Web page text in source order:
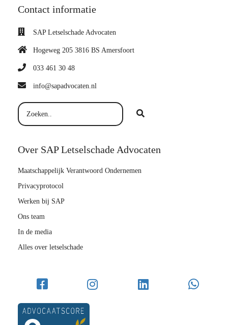
Contact informatie
SAP Letselschade Advocaten
Hogeweg 205 3816 BS Amersfoort
033 461 30 48
info@sapadvocaten.nl
Over SAP Letselschade Advocaten
Maatschappelijk Verantwoord Ondernemen
Privacyprotocol
Werken bij SAP
Ons team
In de media
Alles over letselschade